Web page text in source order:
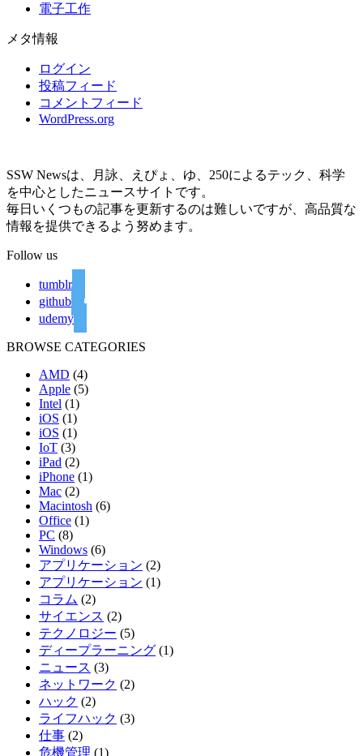
電子工作
メタ情報
ログイン
投稿フィード
コメントフィード
WordPress.org
SSW Newsは、月詠、えぴょ、ゆ、250によるテック、科学
を中心としたニュースサイトです。
毎日いくつもの記事を更新するのは難しいですが、高品質な
情報を提供できるよう努めます。
Follow us
tumblr
github
udemy
BROWSE CATEGORIES
AMD (4)
Apple (5)
Intel (1)
iOS (1)
iOS (1)
IoT (3)
iPad (2)
iPhone (1)
Mac (2)
Macintosh (6)
Office (1)
PC (8)
Windows (6)
アプリケーション (2)
アプリケーション (1)
コラム (2)
サイエンス (2)
テクノロジー (5)
ディープラーニング (1)
ニュース (3)
ネットワーク (2)
ハック (2)
ライフハック (3)
仕事 (2)
危機管理 (1)